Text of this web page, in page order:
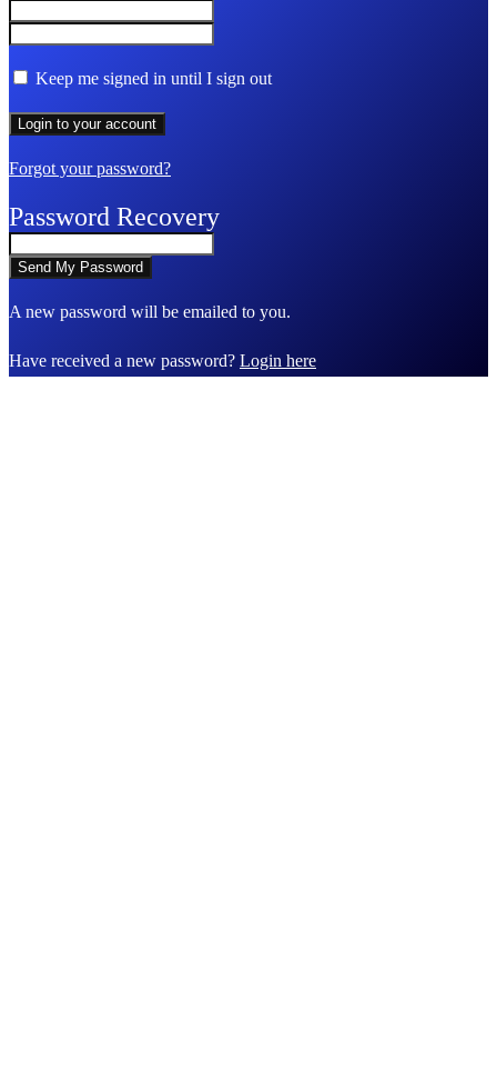
Keep me signed in until I sign out
Forgot your password?
Password Recovery
A new password will be emailed to you.
Have received a new password? Login here